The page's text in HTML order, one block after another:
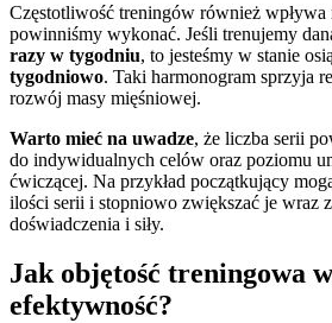
Częstotliwość treningów również wpływa
powinniśmy wykonać. Jeśli trenujemy
razy w tygodniu, to jesteśmy w stanie
tygodniowo. Taki harmonogram sprzyja
rozwój masy mięśniowej.
Warto mieć na uwadze, że liczba serii
do indywidualnych celów oraz poziomu
ćwiczącej. Na przykład początkujący
ilości serii i stopniowo zwiększać je wraz
doświadczenia i siły.
Jak objętość treningowa
efektywność?